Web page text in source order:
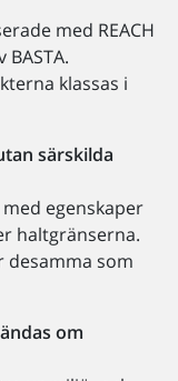
med REACH
klassas i
särskilda
egenskaper
haltgränserna.
desamma som
om